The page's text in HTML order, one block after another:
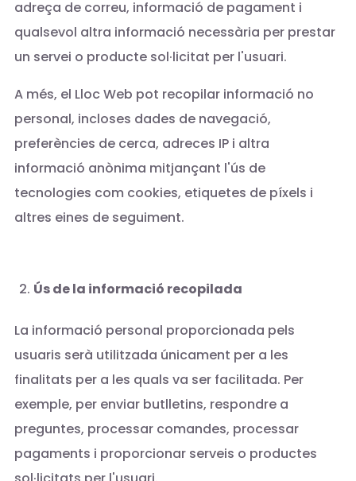
adreça de correu, informació de pagament i
qualsevol altra informació necessària per prestar
un servei o producte sol·licitat per l'usuari.
A més, el Lloc Web pot recopilar informació no
personal, incloses dades de navegació,
preferències de cerca, adreces IP i altra
informació anònima mitjançant l'ús de
tecnologies com cookies, etiquetes de píxels i
altres eines de seguiment.
Ús de la informació recopilada
La informació personal proporcionada pels
usuaris serà utilitzada únicament per a les
finalitats per a les quals va ser facilitada. Per
exemple, per enviar butlletins, respondre a
preguntes, processar comandes, processar
pagaments i proporcionar serveis o productes